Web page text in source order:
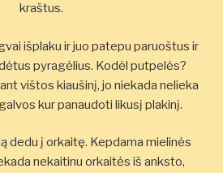
kraštus.
išplaku ir juo patepu paruoštus ir
pyragėlius. Kodėl putpelės?
vištos kiaušinį, jo niekada nelieka
kur panaudoti likusį plakinį.
dedu į orkaitę. Kepdama mielinės
nekaitinu orkaitės iš anksto,